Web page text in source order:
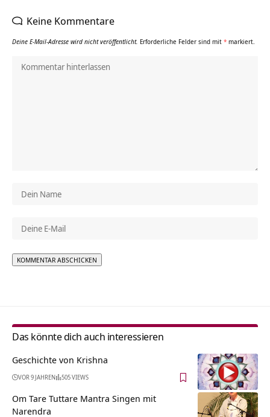
Keine Kommentare
Deine E-Mail-Adresse wird nicht veröffentlicht. Erforderliche Felder sind mit * markiert.
Das könnte dich auch interessieren
Geschichte von Krishna
VOR 9 JAHREN 505 VIEWS
Om Tare Tuttare Mantra Singen mit
Narendra